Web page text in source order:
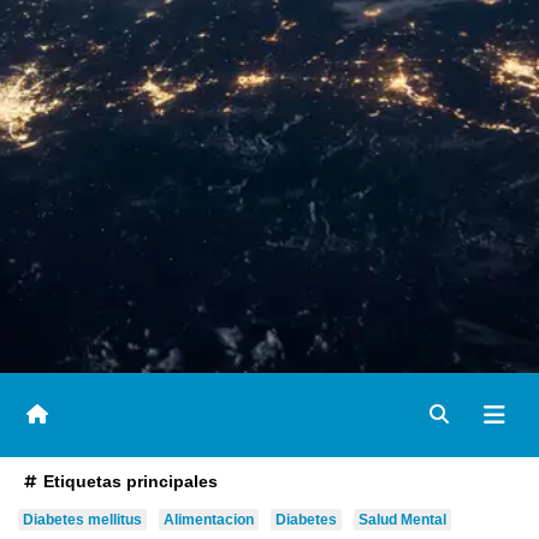
Etiquetas principales
Diabetes mellitus Alimentacion Diabetes Salud Mental